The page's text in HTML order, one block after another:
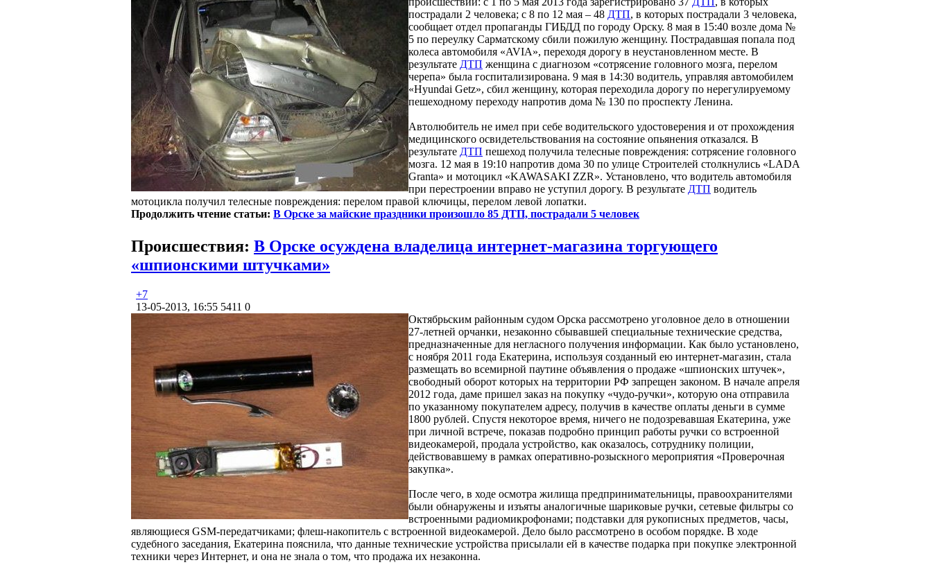
пострадали 2 человека; с 8 по 12 мая – 48 ДТП, в которых пострадали 3 человека,
сообщает отдел пропаганды ГИБДД по городу Орску. 8 мая в 15:40 возле дома №
5 по переулку Сарматскому сбили пожилую женщину. Пострадавшая попала под
колеса автомобиля «AVIA», переходя дорогу в неустановленном месте. В
результате ДТП женщина с диагнозом «сотрясение головного мозга, перелом
черепа» была госпитализирована. 9 мая в 14:30 водитель, управляя автомобилем
«Hyundai Getz», сбил женщину, которая переходила дорогу по нерегулируемому
пешеходному переходу напротив дома № 130 по проспекту Ленина.
Автолюбитель не имел при себе водительского удостоверения и от прохождения
медицинского освидетельствования на состояние опьянения отказался. В
результате ДТП пешеход получила телесные повреждения: сотрясение головного
мозга. 12 мая в 19:10 напротив дома 30 по улице Строителей столкнулись «LADA
Granta» и мотоцикл «KAWASAKI ZZR». Установлено, что водитель автомобиля
при перестроении вправо не уступил дорогу. В результате ДТП водитель
мотоцикла получил телесные повреждения: перелом правой ключицы, перелом левой лопатки.
Продолжить чтение статьи: В Орске за майские праздники произошло 85 ДТП, пострадали 5 человек
Происшествия: В Орске осуждена владелица интернет-магазина торгующего
«шпионскими штучками»
+7
13-05-2013, 16:55 5411 0
Октябрьским районным судом Орска рассмотрено уголовное дело в отношении
27-летней орчанки, незаконно сбывавшей специальные технические средства,
предназначенные для негласного получения информации. Как было установлено,
с ноября 2011 года Екатерина, используя созданный ею интернет-магазин, стала
размещать во всемирной паутине объявления о продаже «шпионских штучек»,
свободный оборот которых на территории РФ запрещен законом. В начале апреля
2012 года, даме пришел заказ на покупку «чудо-ручки», которую она отправила
по указанному покупателем адресу, получив в качестве оплаты деньги в сумме
1800 рублей. Спустя некоторое время, ничего не подозревавшая Екатерина, уже
при личной встрече, показав подробно принцип работы ручки со встроенной
видеокамерой, продала устройство, как оказалось, сотруднику полиции,
действовавшему в рамках оперативно-розыскного мероприятия «Проверочная
закупка».
После чего, в ходе осмотра жилища предпринимательницы, правоохранителями
были обнаружены и изъяты аналогичные шариковые ручки, сетевые фильтры со
встроенными радиомикрофонами; подставки для рукописных предметов, часы,
являющиеся GSM-передатчиками; флеш-накопитель с встроенной видеокамерой. Дело было рассмотрено в особом порядке. В ходе
судебного заседания, Екатерина пояснила, что данные технические устройства присылали ей в качестве подарка при покупке электронной
техники через Интернет, и она не знала о том, что продажа их незаконна.